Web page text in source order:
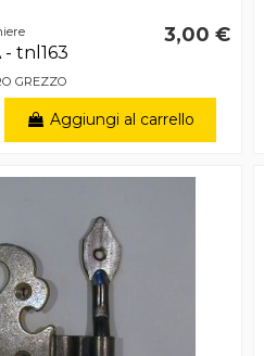
- tnl163
3,00 €
GREZZO
Aggiungi al carrello